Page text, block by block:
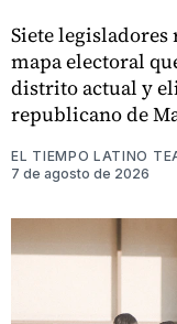
Siete
mapa electoral
distrito actual y
republicano de
EL TIEMPO LATINO
7 de agosto de 2026